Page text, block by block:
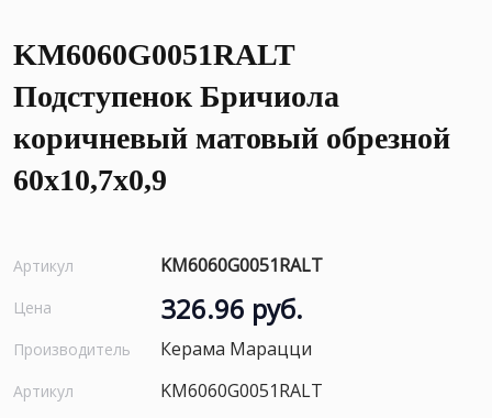
KM6060G0051RALT
Подступенок Бричиола
коричневый матовый обрезной
60x10,7x0,9
Артикул KM6060G0051RALT
Цена 326.96 руб.
Производитель Керама Марацци
Артикул KM6060G0051RALT